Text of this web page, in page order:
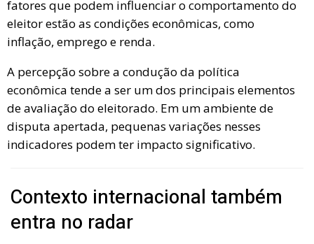
fatores que podem influenciar o comportamento do
eleitor estão as condições econômicas, como
inflação, emprego e renda.
A percepção sobre a condução da política
econômica tende a ser um dos principais elementos
de avaliação do eleitorado. Em um ambiente de
disputa apertada, pequenas variações nesses
indicadores podem ter impacto significativo.
Contexto internacional também
entra no radar